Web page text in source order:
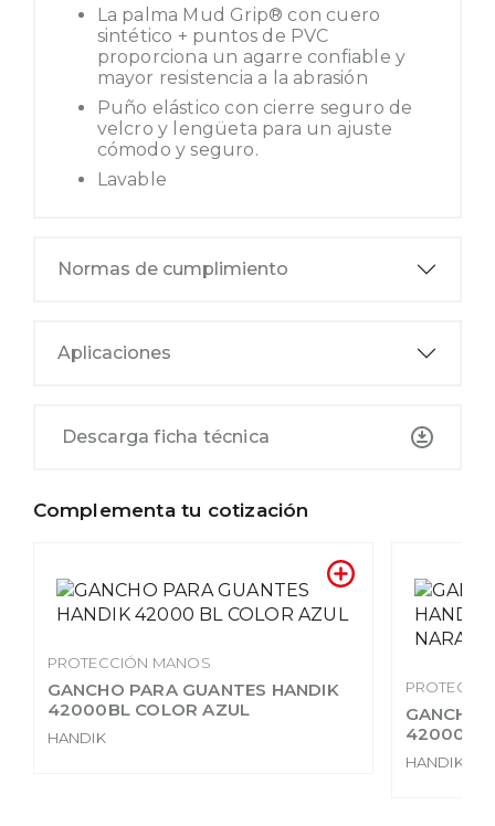
La palma Mud Grip® con cuero
sintético + puntos de PVC
proporciona un agarre confiable y
mayor resistencia a la abrasión
Puño elástico con cierre seguro de
velcro y lengüeta para un ajuste
cómodo y seguro.
Lavable
Normas de cumplimiento
Aplicaciones
Descarga ficha técnica
Complementa tu cotización
PROTECCIÓN MANOS
GANCHO PARA GUANTES HANDIK
42000BL COLOR AZUL
HANDIK
GANCHO
42000BL
HANDIK